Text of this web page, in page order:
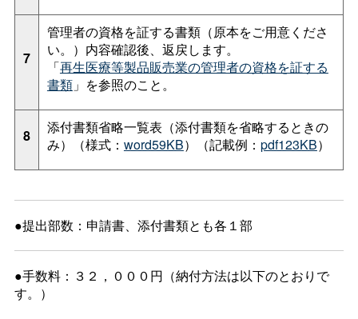
7
管理者の資格を証する書類（原本をご用意くださ
い。）内容確認後、返戻します。
「再生医療等製品販売業の管理者の資格を証する
書類」を参照のこと。
8
添付書類省略一覧表（添付書類を省略するときの
み）（様式： word59KB）（記載例： pdf123KB）
●提出部数：申請書、添付書類とも各１部
●手数料：３２，０００円（納付方法は以下のとおりで
す。）